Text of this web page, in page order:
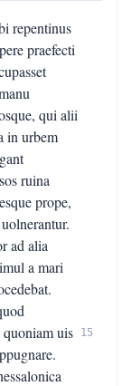
repentinus
praefecti
qui alii
in urbem
ruina
prope,
ad alia
a mari
uis
15